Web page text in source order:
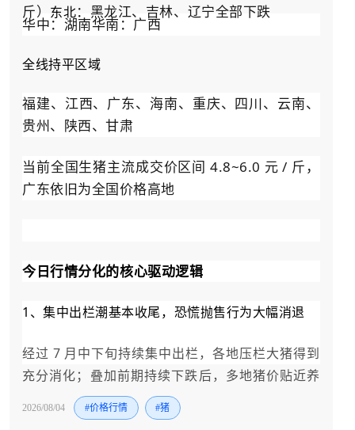
斤） 东北：黑龙江、吉林、辽宁全部下跌
华中：湖南华南：广西
全线持平区域
福建、江西、广东、海南、重庆、四川、云南、
贵州、陕西、甘肃
当前全国生猪主流成交价区间 4.8~6.0 元 / 斤，
广东依旧为全国价格高地
今日行情分化的核心驱动逻辑
1、集中出栏潮基本收尾，恐慌抛售行为大幅消退
经过 7 月中下旬持续集中出栏，各地压栏大猪得到
充分消化；叠加前期持续下跌后，多地猪价贴近养
殖盈亏平衡线，散户不愿在低位大量清栏，市场流
通生猪供给不再持续放量，奠定止跌筑底基础。
2026/08/04 #价格行情 #猪